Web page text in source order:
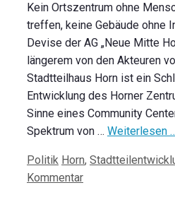
Kein Ortszentrum ohne
treffen, keine Gebäude ohne
Devise der AG „Neue Mitte
längerem von den Akteuren
Stadtteilhaus Horn ist ein
Entwicklung des Horner
Sinne eines Community
Spektrum von … Weiterlesen
Kategorien
Politik Schlagwörter
Horn,
Kommentar